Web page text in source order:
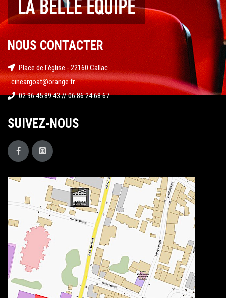
NOUS CONTACTER
Place de l'église - 22160 Callac
cineargoat@orange.fr
02 96 45 89 43 // 06 86 24 68 67
SUIVEZ-NOUS